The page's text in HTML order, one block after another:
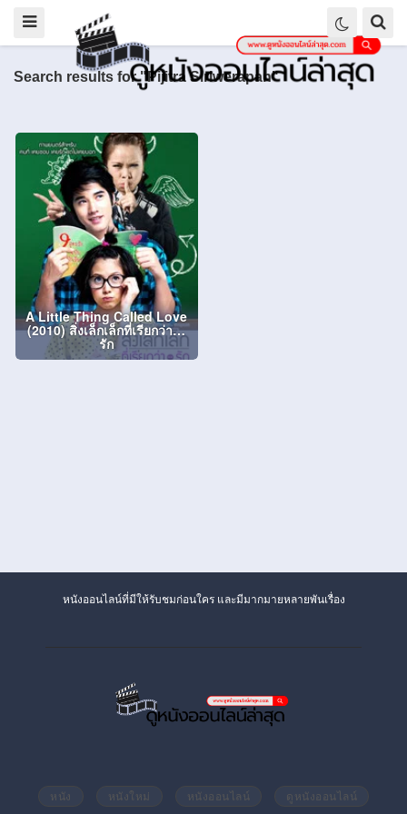
Search results for "Pijitra Siriwerapan"
A Little Thing Called Love
(2010) สิ่งเล็กเล็กที่เรียกว่า…
รัก
หนังออนไลน์ที่มีให้รับชมก่อนใคร และมีมากมายหลายพันเรื่อง
หนัง หนังใหม่ หนังออนไลน์ ดูหนังออนไลน์